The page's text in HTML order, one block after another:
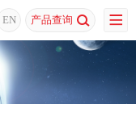
EN 产品查询